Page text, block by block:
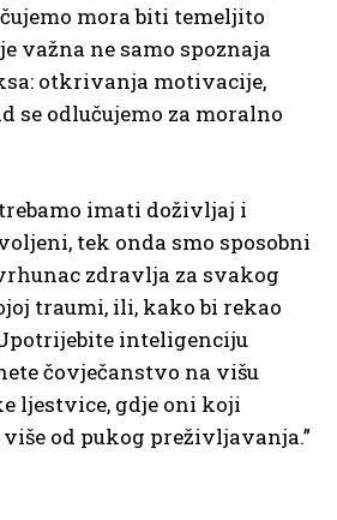
mora biti temeljito
važna ne samo spoznaja
otkrivanja motivacije,
se odlučujemo za moralno
imati doživljaj i
tek onda smo sposobni
zdravlja za svakog
traumi, ili, kako bi rekao
inteligenciju
čovječanstvo na višu
ljestvice, gdje oni koji
od pukog preživljavanja.”